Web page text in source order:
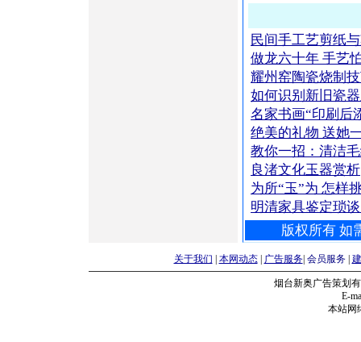
民间手工艺剪纸
做龙六十年 手艺
耀州窑陶瓷烧制
如何识别新旧瓷
名家书画“印刷后
绝美的礼物 送
教你一招：清洁
良渚文化玉器赏析
为所“玉”为 怎样
明清家具鉴定琐
版权所有 如
关于我们 本网动态| 广告服务| 会员服务|
烟台新奥广告策划
E-
本站网